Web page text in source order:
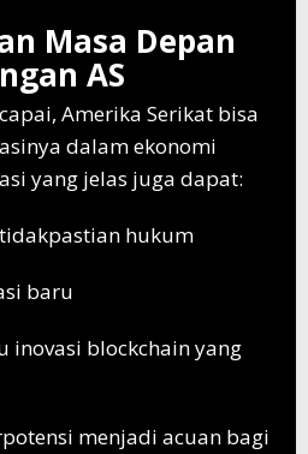
Masa Depan
AS
Amerika Serikat bisa
dalam ekonomi
yang jelas juga dapat:
hukum
baru
inovasi blockchain yang
menjadi acuan bagi